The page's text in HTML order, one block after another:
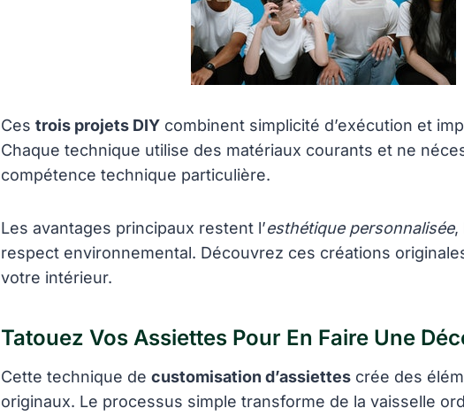
Ces trois projets DIY combinent simplicité d’exécution et
Chaque technique utilise des matériaux courants et ne
compétence technique particulière.
Les avantages principaux restent l’esthétique personnalisée,
respect environnemental. Découvrez ces créations
votre intérieur.
Tatouez Vos Assiettes Pour En Faire Une
Cette technique de customisation d’assiettes crée des
originaux. Le processus simple transforme de la vaisselle